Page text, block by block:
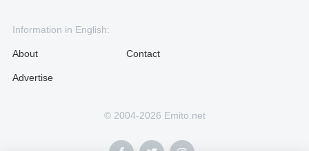
Information in English:
About
Advertise
Contact
© 2004-2026 Emito.net